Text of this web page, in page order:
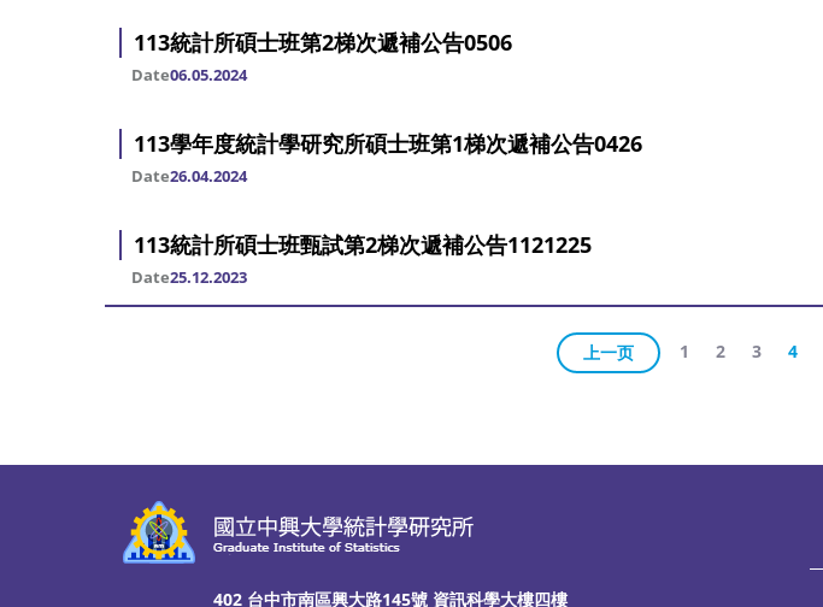
113統計所碩士班第2梯次遞補公告0506
Date06.05.2024
113學年度統計學研究所碩士班第1梯次遞補公告0426
Date26.04.2024
113統計所碩士班甄試第2梯次遞補公告1121225
Date25.12.2023
上一页 1 2 3 4
402 台中市南區興大路145號 資訊科學大樓四樓